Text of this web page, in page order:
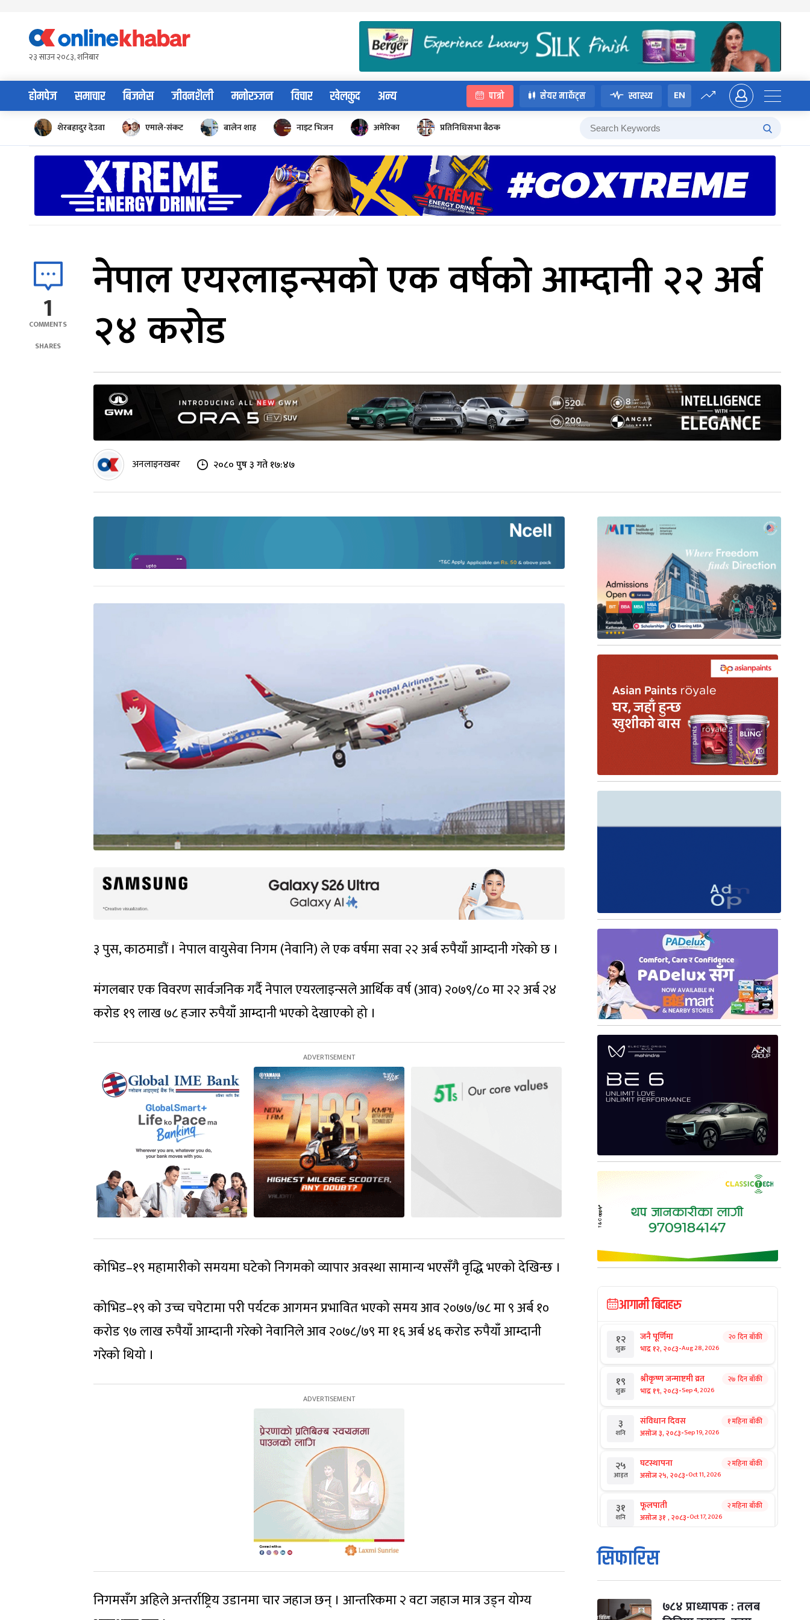
content२३ साउन २०८३, शनिबार
होमपेज समाचार बिजनेस जीवनशैली मनोरञ्जन विचार खेलकुद अन्य पात्रो सेयर मार्केट्स स्वास्थ्य EN
शेरबहादुर देउवा एमाले-संकट बालेन शाह नाइट भिजन अमेरिका प्रतिनिधिसभा बैठक
1
COMMENTS
SHARES
नेपाल एयरलाइन्सको एक वर्षको आम्दानी २२ अर्ब
२४ करोड
अनलाइनखबर २०८० पुष ३ गते १७:४७
३ पुस, काठमाडौं । नेपाल वायुसेवा निगम (नेवानि) ले एक वर्षमा सवा २२ अर्ब रुपैयाँ आम्दानी गरेको छ ।
मंगलबार एक विवरण सार्वजनिक गर्दै नेपाल एयरलाइन्सले आर्थिक वर्ष (आव) २०७९/८० मा २२ अर्ब २४
करोड १९ लाख ७८ हजार रुपैयाँ आम्दानी भएको देखाएको हो ।
कोभिड–१९ महामारीको समयमा घटेको निगमको व्यापार अवस्था सामान्य भएसँगै वृद्धि भएको देखिन्छ ।
कोभिड–१९ को उच्च चपेटामा परी पर्यटक आगमन प्रभावित भएको समय आव २०७७/७८ मा ९ अर्ब १०
करोड ९७ लाख रुपैयाँ आम्दानी गरेको नेवानिले आव २०७८/७९ मा १६ अर्ब ४६ करोड रुपैयाँ आम्दानी
गरेको थियो ।
निगमसँग अहिले अन्तर्राष्ट्रिय उडानमा चार जहाज छन् । आन्तरिकमा २ वटा जहाज मात्र उड्न योग्य
आगामी बिदाहरु
१२
शुक्र
जनै पूर्णिमा
भाद्र १२, २०८३-Aug 28, 2026
२० दिन बाँकी
१९
शुक्र
श्रीकृष्ण जन्माष्टमी व्रत
भाद्र १९, २०८३-Sep 4, 2026
२७ दिन बाँकी
३
शनि
संविधान दिवस
असोज ३, २०८३-Sep 19, 2026
१ महिना बाँकी
२५
आइत
घटस्थापना
असोज २५, २०८३-Oct 11, 2026
२ महिना बाँकी
३१
शनि
फूलपाती
असोज ३१ , २०८३-Oct 17, 2026
२ महिना बाँकी
१
आइत
कार्तिक सङ्क्रान्ति
कार्तिक १, २०८३
मंगल कार्तिक ३, २०८३ -Oct 20, 2026
सिफारिस
७८४ प्राध्यापक : तलब